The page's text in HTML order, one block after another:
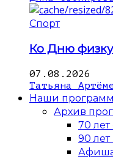
Спорт
Ко Дню
07.08.2026
Татьяна
Наши
Архив
70
90